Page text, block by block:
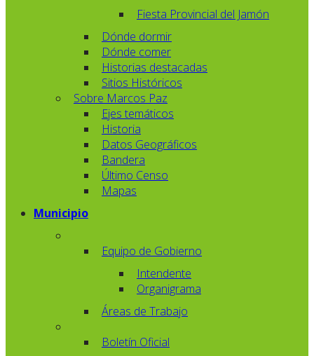
Fiesta Provincial del Jamón
Dónde dormir
Dónde comer
Historias destacadas
Sitios Históricos
Sobre Marcos Paz
Ejes temáticos
Historia
Datos Geográficos
Bandera
Último Censo
Mapas
Municipio
Equipo de Gobierno
Intendente
Organigrama
Áreas de Trabajo
Boletín Oficial